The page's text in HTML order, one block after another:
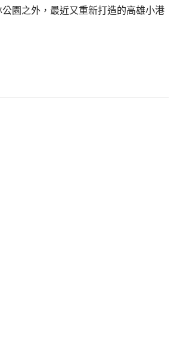
園之外，最近又重新打造的高雄小港